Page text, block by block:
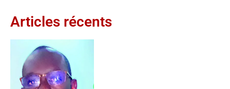
Articles récents